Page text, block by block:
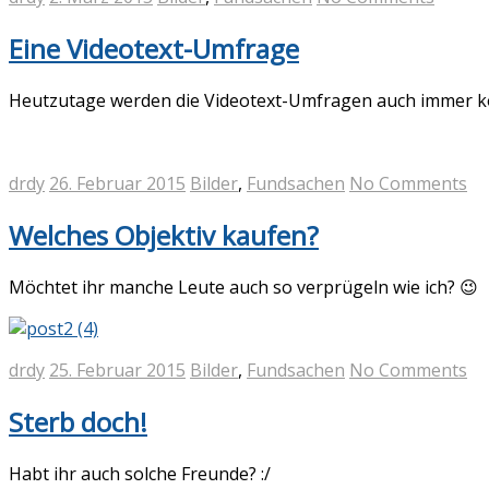
Eine Videotext-Umfrage
Heutzutage werden die Videotext-Umfragen auch immer
drdy 26. Februar 2015 Bilder, Fundsachen No Comments
Welches Objektiv kaufen?
Möchtet ihr manche Leute auch so verprügeln wie ich? 😉
drdy 25. Februar 2015 Bilder, Fundsachen No Comments
Sterb doch!
Habt ihr auch solche Freunde? :/